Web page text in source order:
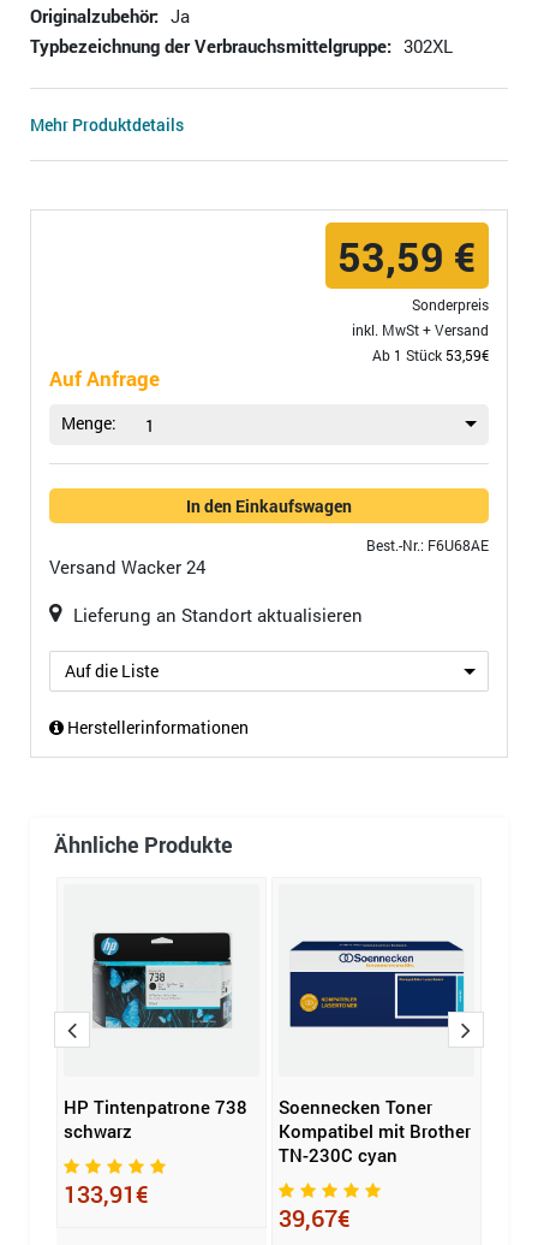
Originalzubehör: Ja
Typbezeichnung der Verbrauchsmittelgruppe: 302XL
Mehr Produktdetails
53,59 €
Sonderpreis
inkl. MwSt +Versand
Ab 1 Stück 53,59€
Auf Anfrage
Menge: 1
In den Einkaufswagen
Best.-Nr.: F6U68AE
Versand Wacker 24
Lieferung an Standort aktualisieren
Auf die Liste
Herstellerinformationen
Ähnliche Produkte
HP Tintenpatrone 738
schwarz
133,91€
Soennecken Toner
Kompatibel mit Brother
TN-230C cyan
39,67€